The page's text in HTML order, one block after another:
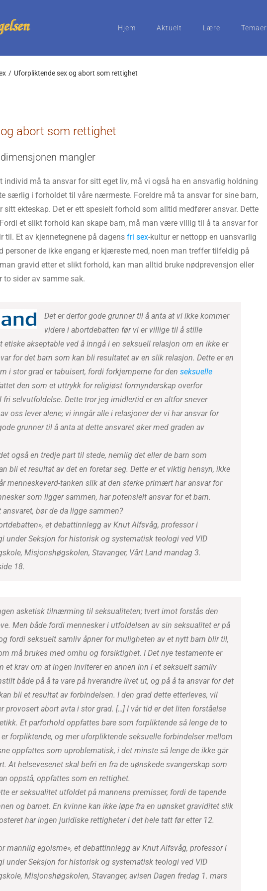
Hjem Aktuelt Lære Temaer
Uforpliktende sex og abort som rettighet
abort som rettighet
mangler
individ må ta ansvar for sitt eget liv, må vi også ha en ansvarlig holdning
særlig i forholdet til våre nærmeste. Foreldre må ta ansvar for sine barn,
sitt ekteskap. Det er ett spesielt forhold som alltid medfører ansvar. Dette
et slikt forhold kan skape barn, må man være villig til å ta ansvar for
til. Et av kjennetegnene på dagens fri sex-kultur er nettopp en uansvarlig
personer de ikke engang er kjæreste med, noen man treffer tilfeldig på
gravid etter et slikt forhold, kan man alltid bruke nødprevensjon eller
to sider av samme sak.
Det er derfor gode grunner til å anta at vi ikke kommer
videre i abortdebatten før vi er villige til å stille
etiske akseptable ved å inngå i en seksuell relasjon om en ikke er
for det barn som kan bli resultatet av en slik relasjon. Dette er en
i stor grad er tabuisert, fordi forkjemperne for den seksuelle
den som et uttrykk for religiøst formynderskap overfor
selvutfoldelse. Dette tror jeg imidlertid er en altfor snever
oss lever alene; vi inngår alle i relasjoner der vi har ansvar for
grunner til å anta at dette ansvaret øker med graden av
også en tredje part til stede, nemlig det eller de barn som
bli et resultat av det en foretar seg. Dette er et viktig hensyn, ikke
menneskeverd-tanken slik at den sterke primært har ansvar for
som ligger sammen, har potensielt ansvar for et barn.
bør de da ligge sammen?
et debattinnlegg av Knut Alfsvåg, professor i
under Seksjon for historisk og systematisk teologi ved VID
Misjonshøgskolen, Stavanger, Vårt Land mandag 3.
18.
asketisk tilnærming til seksualiteten; tvert imot forstås den
Men både fordi mennesker i utfoldelsen av sin seksualitet er på
fordi seksuelt samliv åpner for muligheten av et nytt barn blir til,
må brukes med omhu og forsiktighet. I Det nye testamente er
et krav om at ingen inviterer en annen inn i et seksuelt samliv
både på å ta vare på hverandre livet ut, og på å ta ansvar for det
bli et resultat av forbindelsen. I den grad dette etterleves, vil
provosert abort avta i stor grad. […] I vår tid er det liten forståelse
Et parforhold oppfattes bare som forpliktende så lenge de to
forpliktende, og mer uforpliktende seksuelle forbindelser mellom
oppfattes som uproblematisk, i det minste så lenge de ikke går
At helsevesenet skal befri en fra de uønskede svangerskap som
oppstå, oppfattes som en rettighet.
er seksualitet utfoldet på mannens premisser, fordi de tapende
og barnet. En kvinne kan ikke løpe fra en uønsket graviditet slik
har ingen juridiske rettigheter i det hele tatt før etter 12.
mannlig egoisme», et debattinnlegg av Knut Alfsvåg, professor i
under Seksjon for historisk og systematisk teologi ved VID
Misjonshøgskolen, Stavanger, avisen Dagen fredag 1. mars